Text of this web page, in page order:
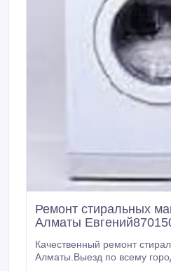
Ремонт стиральных
Алматы
Качественный ремонт
Алматы.Выезд по всему